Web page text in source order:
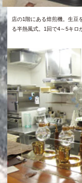
店の1階にある焙煎機。生豆
る半熱風式。1回で4～5キロ